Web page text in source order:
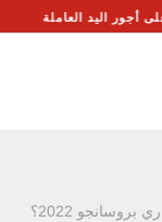
بروسانجو 2022؟